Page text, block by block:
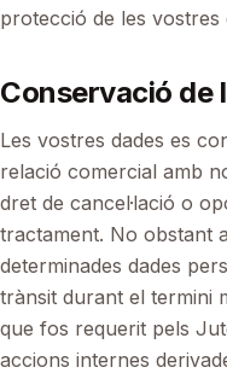
protecció de les vostres
Conservació de
Les vostres dades es
relació comercial amb
dret de cancel·lació o
tractament. No obstant
determinades dades
trànsit durant el termini
que fos requerit pels
accions internes